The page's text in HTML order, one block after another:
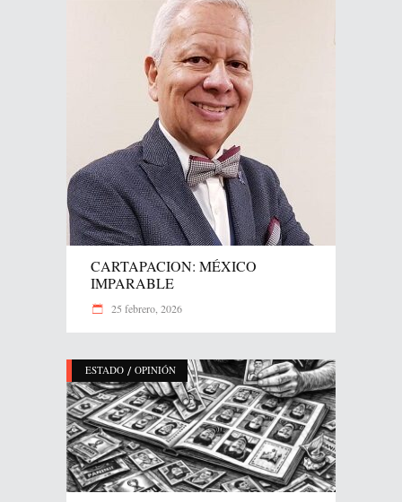
CARTAPACION: MÉXICO
IMPARABLE
25 febrero, 2026
ESTADO / OPINIÓN